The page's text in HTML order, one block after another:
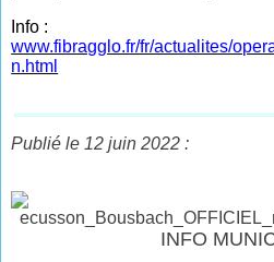
Info :
www.fibragglo.fr/fr/actualites/
n.html
Publié le 12 juin 2022 :
INFO